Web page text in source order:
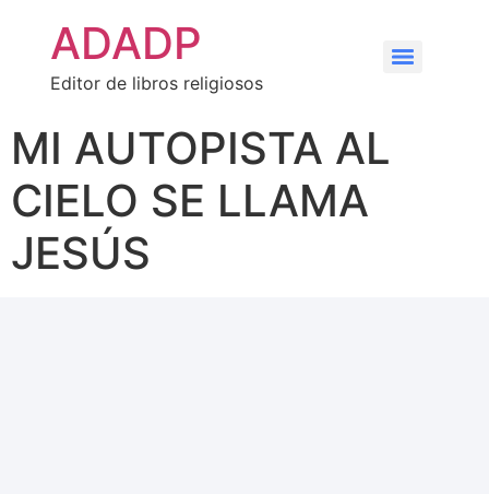
ADADP
Editor de libros religiosos
MI AUTOPISTA AL
CIELO SE LLAMA
JESÚS